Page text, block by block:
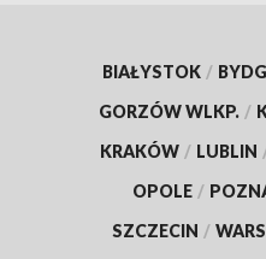
BIAŁYSTOK /
GORZÓW WLKP. /
KRAKÓW / LUBLIN
OPOLE /
SZCZECIN /